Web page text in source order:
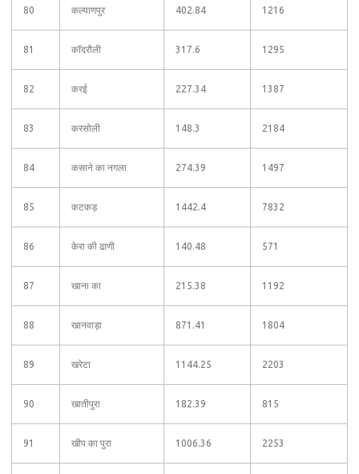
80 कल्याणपुर 402.84 1216
81 कॉदरौली 317.6 1295
82 करई 227.34 1387
83 करसोली 148.3 2184
84 कसाने का नगला 274.39 1497
85 कटकड़ 1442.4 7832
86 केरा की ढाणी 140.48 571
87 खाना का 215.38 1192
88 खानवाड़ा 871.41 1804
89 खरेटा 1144.25 2203
90 खातीपुरा 182.39 815
91 खीप का पुरा 1006.36 2253